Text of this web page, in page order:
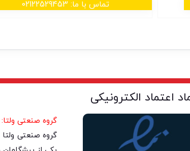
تماس با ما: 02122529453
اعتماد الکترونیکی
گروه صنعتی ولتا: